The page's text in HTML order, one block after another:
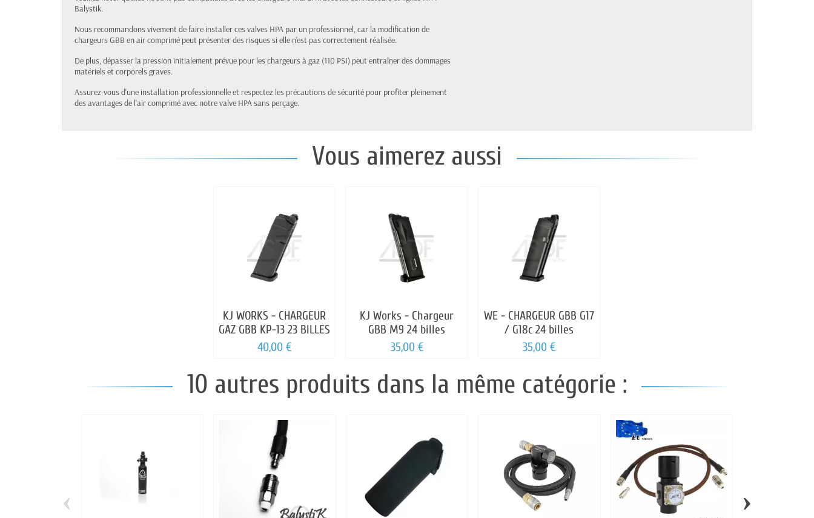
Balystik.
Nous recommandons vivement de faire installer ces valves HPA par un professionnel, car la modification de
chargeurs GBB en air comprimé peut présenter des risques si elle n'est pas correctement réalisée.
De plus, dépasser la pression initialement prévue pour les chargeurs à gaz (110 PSI) peut entraîner des dommages
matériels et corporels graves.
Assurez-vous d'une installation professionnelle et respectez les précautions de sécurité pour profiter pleinement
des avantages de l'air comprimé avec notre valve HPA sans perçage.
Vous aimerez aussi
KJ WORKS - CHARGEUR
GAZ GBB KP-13 23 BILLES
40,00 €
KJ Works - Chargeur
GBB M9 24 billes
35,00 €
WE - CHARGEUR GBB G17
/ G18c 24 billes
35,00 €
10 autres produits dans la même catégorie :
‹ ›